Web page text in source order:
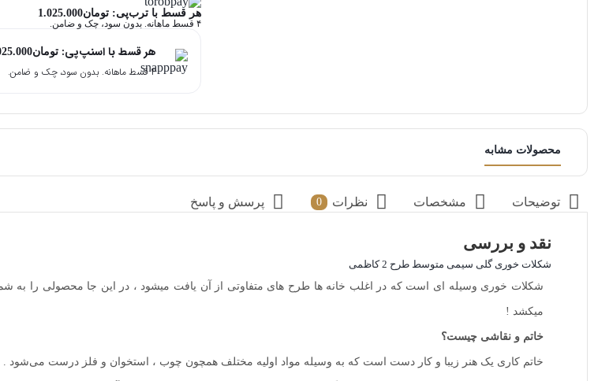
هر قسط با ترب‌پی:تومان1.025.000
۴ قسط ماهانه. بدون سود، چک و ضامن.
هر قسط با اسنپ‌پی:تومان
۴ قسط ماهانه. بدون سود، چک و ضامن.
محصولات مشابه
توضیحات مشخصات نظرات 0 پرسش و پاسخ
نقد و بررسی
شکلات خوری گلی سیمی متوسط طرح 2 کاظمی
شکلات خوری وسیله ای است که در اغلب خانه ها طرح های متفاوتی از آن یافت میشود ، در این جا محصولی را به
میکشد !
خاتم و نقاشی چیست؟
خاتم کاری یک هنر زیبا و کار دست است که به وسیله مواد اولیه مختلف همچون چوب ، استخوان و فلز درست می‌شود .